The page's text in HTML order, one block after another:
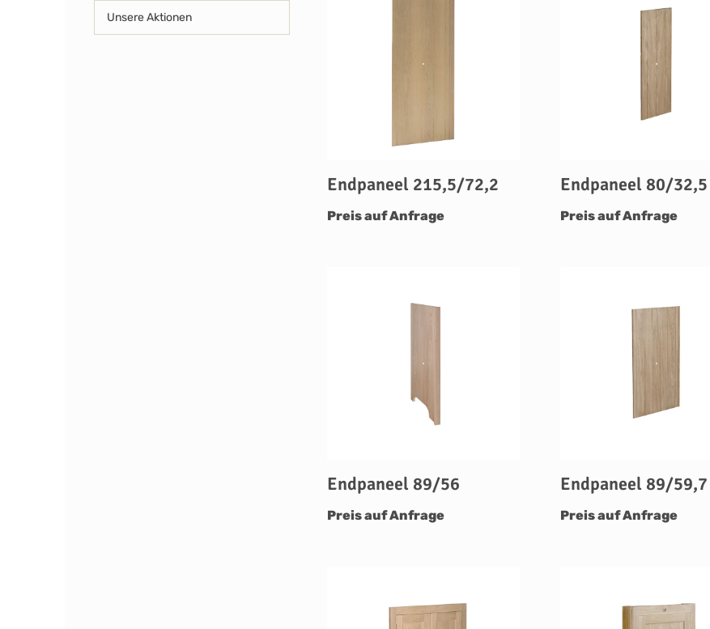
Unsere Aktionen
Endpaneel 215,5/72,2
Preis auf Anfrage
Endpaneel 80/32,5
Preis auf Anfrage
Endpaneel 89/56
Preis auf Anfrage
Endpaneel 89/59,7
Preis auf Anfrage